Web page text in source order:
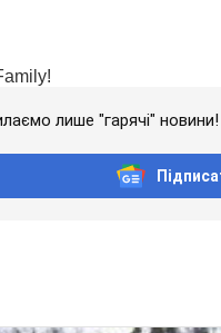
лише "гарячі" новини!